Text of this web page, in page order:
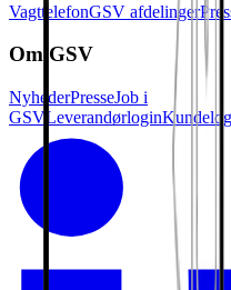
VagttelefonGSV afdelinger
Om GSV
NyhederPresseJob i
GSV Leverandørlogin